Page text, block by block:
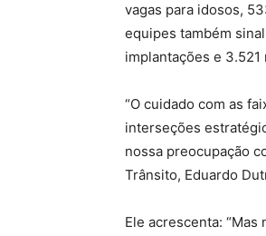
vagas para idosos,
equipes também
implantações e
“O cuidado com as
interseções
nossa preocupação
Trânsito, Eduardo
Ele acrescenta: